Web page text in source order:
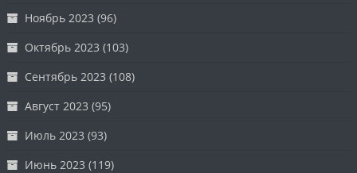
Ноябрь 2023 (96)
Октябрь 2023 (103)
Сентябрь 2023 (108)
Август 2023 (95)
Июль 2023 (93)
Июнь 2023 (119)